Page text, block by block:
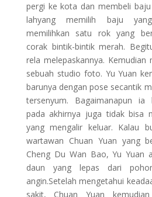
pergi ke kota dan membeli
lahyang memilih baju
memilihkan satu rok yang
corak bintik-bintik merah.
rela melepaskannya.
sebuah studio foto. Yu Yuan
barunya dengan pose secantik
tersenyum. Bagaimanapun ia
pada akhirnya juga tidak bisa
yang mengalir keluar. Kalau
wartawan Chuan Yuan yang
Cheng Du Wan Bao, Yu Yuan
daun yang lepas dari
angin.Setelah mengetahui
sakit, Chuan Yuan